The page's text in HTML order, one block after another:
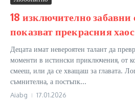
18 изключително
показват прекрасния
Децата имат невероятен талант да
моменти в истински приключения, от
смееш, или да се хващаш за главата.
съмнителна, а постъпк...
Aiabg 17.01.2026